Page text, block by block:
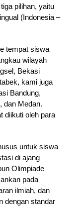
pilihan, yaitu
(Indonesia –
tempat siswa
wilayah
Bekasi
kami juga
Bandung,
dan Medan.
diikuti oleh para
untuk siswa
di ajang
Olimpiade
pada
ilmiah, dan
dengan standar